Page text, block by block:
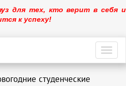
для тех, кто верит в себя и
к успеху!
студенческие